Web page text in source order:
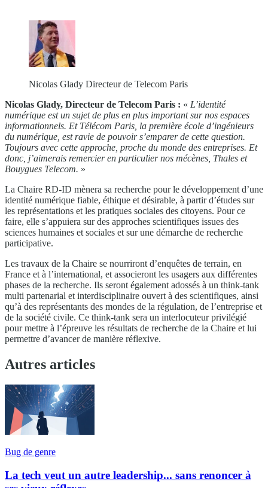
Nicolas Glady Directeur de Telecom Paris
Nicolas Glady, Directeur de Telecom Paris : « L’identité
numérique est un sujet de plus en plus important sur nos espaces
informationnels. Et Télécom Paris, la première école d’ingénieurs
du numérique, est ravie de pouvoir s’emparer de cette question.
Toujours avec cette approche, proche du monde des entreprises. Et
donc, j’aimerais remercier en particulier nos mécènes, Thales et
Bouygues Telecom. »
La Chaire RD-ID mènera sa recherche pour le développement d’une
identité numérique fiable, éthique et désirable, à partir d’études sur
les représentations et les pratiques sociales des citoyens. Pour ce
faire, elle s’appuiera sur des approches scientifiques issues des
sciences humaines et sociales et sur une démarche de recherche
participative.
Les travaux de la Chaire se nourriront d’enquêtes de terrain, en
France et à l’international, et associeront les usagers aux différentes
phases de la recherche. Ils seront également adossés à un think-tank
multi partenarial et interdisciplinaire ouvert à des scientifiques, ainsi
qu’à des représentants des mondes de la régulation, de l’entreprise et
de la société civile. Ce think-tank sera un interlocuteur privilégié
pour mettre à l’épreuve les résultats de recherche de la Chaire et lui
permettre d’avancer de manière réflexive.
Autres articles
Bug de genre
La tech veut un autre leadership... sans renoncer à